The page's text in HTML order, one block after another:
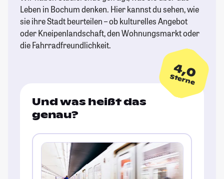
Leben in Bochum denken. Hier kannst du sehen, wie
sie ihre Stadt beurteilen – ob kulturelles Angebot
oder Kneipenlandschaft, den Wohnungsmarkt oder
die Fahrradfreundlichkeit.
4,0
Sterne
Und was heißt das
genau?